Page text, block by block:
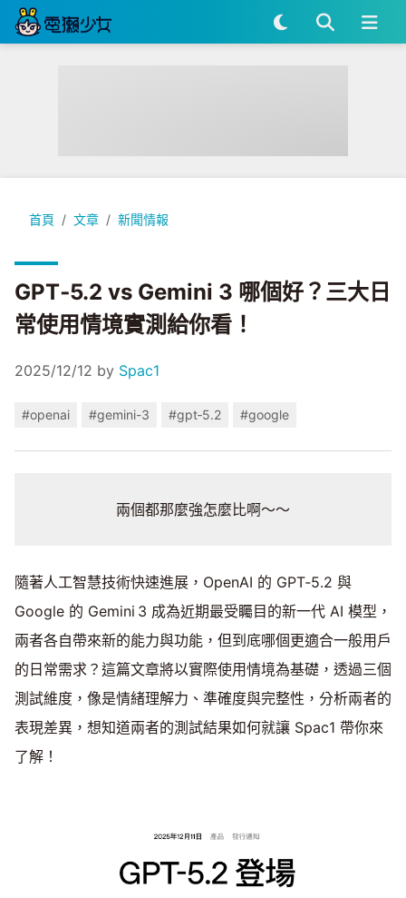
首頁 文章 新聞情報
GPT‑5.2 vs Gemini 3 哪個好？三大日常使用情境實測給你看！
GPT‑5.2 vs Gemini 3 哪個好？三大日
常使用情境實測給你看！
2025/12/12 by Spac1
#openai #gemini-3 #gpt‑5.2 #google
兩個都那麼強怎麼比啊～～
隨著人工智慧技術快速進展，OpenAI 的 GPT‑5.2 與
Google 的 Gemini 3 成為近期最受矚目的新一代 AI 模型，
兩者各自帶來新的能力與功能，但到底哪個更適合一般用戶
的日常需求？這篇文章將以實際使用情境為基礎，透過三個
測試維度，像是情緒理解力、準確度與完整性，分析兩者的
表現差異，想知道兩者的測試結果如何就讓 Spac1 帶你來
了解！